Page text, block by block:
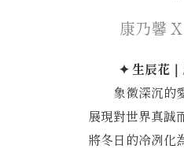
康乃馨
✦ 生辰花
象徵深沉的
展現對世界真誠
將冬日的冷冽化